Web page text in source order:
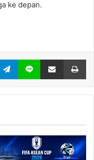
ke depan.
Telegram Line Share via Email